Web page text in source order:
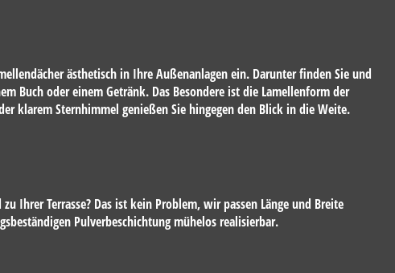
ästhetisch in Ihre Außenanlagen ein. Darunter finden Sie und
Buch oder einem Getränk. Das Besondere ist die Lamellenform der
klarem Sternhimmel genießen Sie hingegen den Blick in die Weite.
Ihrer Terrasse? Das ist kein Problem, wir passen Länge und Breite
Pulverbeschichtung mühelos realisierbar.